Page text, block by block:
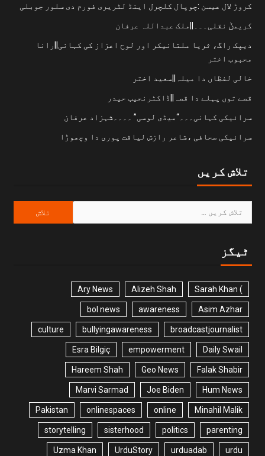
کروڑ لال عیسن :چوپال کلچرل اینڈ لٹریری فورم دی سلور جوبلی
کریمݨ نقلی۔۔۔||ملک عبداللہ عرفان
دیپک راگ، ثریا ملتانیکر اور لوح اعزاز کی کہانی||رانا
محبوب اختر
خالی لفظاں دا میلہ||سعید اختر
قصے توں پہلے دا قصہ||ڈاکٹرنجیب حیدر
سرائیکی کہانی۔۔۔“میڈی لوسی” ۔۔۔۔شہزاد عرفان
سرائیکی صحافی ،شاعر رازش لیاقت پوری دا وچھوڑا
تلاش کریں
ٹیگز
) Sarah Khan
Alizeh Shah
Ary News
Asim Azhar
awareness
bol news
broadcastjournalist
bullyingawareness
culture
Daily Swail
empowerment
Esra Bilgiç
Falak Shabir
Geo News
Hareem Shah
Hum News
Joe Biden
Marvi Sarmad
Minahil Malik
online
onlinespaces
Pakistan
parenting
politics
sisterhood
storytelling
urdu
urduadab
UrduStory
Uzma Khan